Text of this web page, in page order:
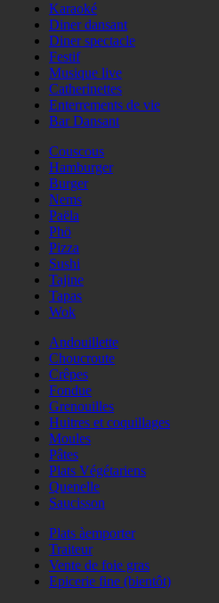
Karaoké
Diner dansant
Diner spectacle
Festif
Musique live
Catherinettes
Enterrements de vie
Bar Dansant
Couscous
Hamburger
Burger
Nems
Paëla
Phö
Pizza
Sushi
Tajine
Tapas
Wok
Andouillette
Choucroute
Crêpes
Fondue
Grenouilles
Huitres et coquillages
Moules
Pâtes
Plats Végétariens
Quenelle
Saucisson
Plats àemporter
Traiteur
Vente de foie gras
Epicerie fine (bientôt)